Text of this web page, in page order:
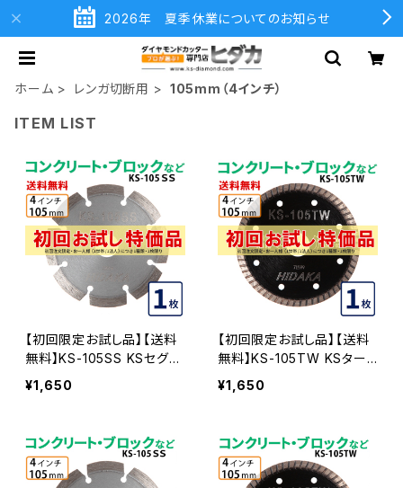
2026年 夏季休業についてのお知らせ
ホーム レンガ切断用 105mm（4インチ）
ITEM LIST
【初回限定お試し品】【送料
無料】KS-105SS KSセグメ
ントシルバー 4インチ 105m
m コンクリート・ブロックな
ッター 刃 ks-105ss-trial
¥1,650
【初回限定お試し品】【送料
無料】KS-105TW KSター
ボウェーブ 4インチ 105mm
コンクリート・ブロックなど
ター 刃 ks-105tw-trial
¥1,650